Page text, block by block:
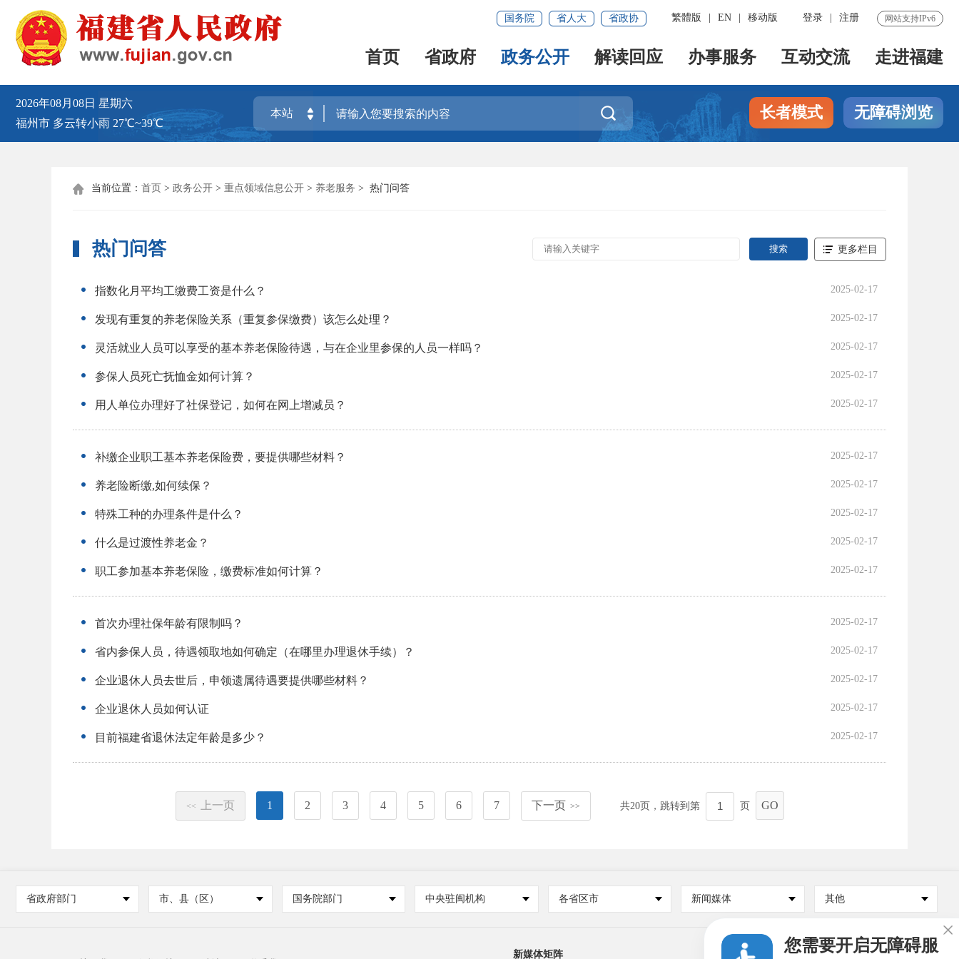
网站支持IPv6
登录 注册
繁體版 EN 移动版
国务院 省人大 省政协
首页 省政府 政务公开 解读回应 办事服务 互动交流 走进福建
2026年08月08日 星期六
福州市 多云转小雨 27℃~39℃
 长者模式 无障碍浏览
 当前位置： 首页 > 政务公开 > 重点领域信息公开 > 养老服务 > 热门问答
热门问答 更多栏目
2025-02-17
指数化月平均工缴费工资是什么？
2025-02-17
发现有重复的养老保险关系（重复参保缴费）该怎么处理？
2025-02-17
灵活就业人员可以享受的基本养老保险待遇，与在企业里参保的人员一样吗？
2025-02-17
参保人员死亡抚恤金如何计算？
2025-02-17
用人单位办理好了社保登记，如何在网上增减员？
2025-02-17
补缴企业职工基本养老保险费，要提供哪些材料？
2025-02-17
养老险断缴,如何续保？
2025-02-17
特殊工种的办理条件是什么？
2025-02-17
什么是过渡性养老金？
2025-02-17
职工参加基本养老保险，缴费标准如何计算？
2025-02-17
首次办理社保年龄有限制吗？
2025-02-17
省内参保人员，待遇领取地如何确定（在哪里办理退休手续）？
2025-02-17
企业退休人员去世后，申领遗属待遇要提供哪些材料？
2025-02-17
企业退休人员如何认证
2025-02-17
目前福建省退休法定年龄是多少？
<< 上一页 1 2 3 4 5 6 7 下一页 >> 共20页，跳转到第 页 GO
省政府部门 市、县（区） 国务院部门 中央驻闽机构 各省区市 新闻媒体 其他
新媒体矩阵
您需要开启无障碍服
